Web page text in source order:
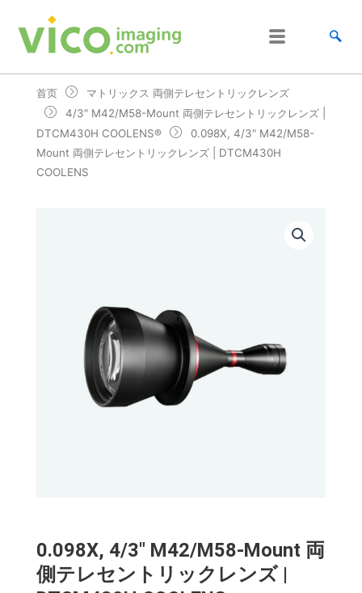
首页
マトリックス 両側テレセントリックレンズ
4/3″ M42/M58-Mount 両側テレセントリックレンズ |
DTCM430H COOLENS®
0.098X, 4/3" M42/M58-
Mount 両側テレセントリックレンズ | DTCM430H
COOLENS
0.098X, 4/3" M42/M58-Mount 両
側テレセントリックレンズ |